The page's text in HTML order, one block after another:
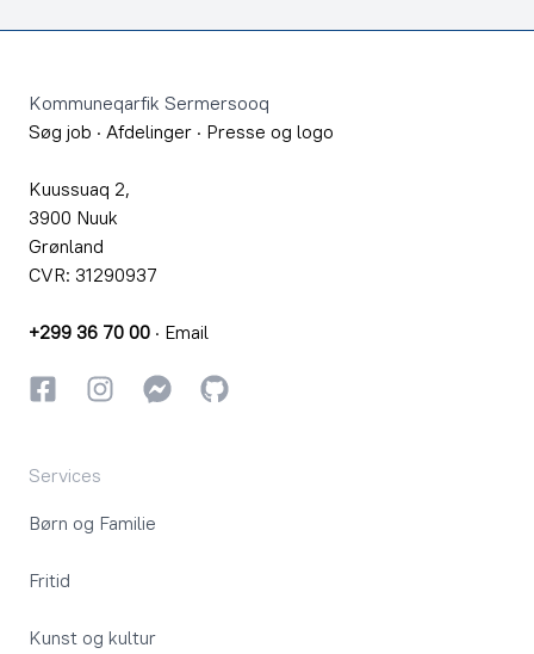
Kommuneqarfik Sermersooq
Søg job · Afdelinger · Presse og logo
Kuussuaq 2,
3900 Nuuk
Grønland
CVR: 31290937
+299 36 70 00 · Email
FacebookInstagramInstagram
GitHub
Services
Børn og Familie
Fritid
Kunst og kultur